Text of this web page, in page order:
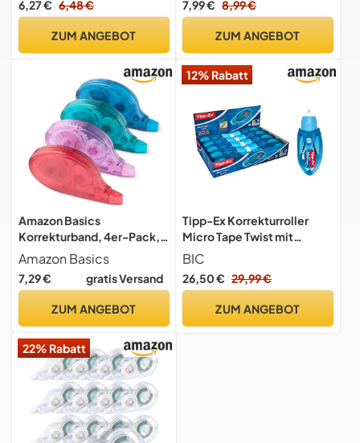
Home Office oder die
orange/grün/violett
6,27 € 6,48 €
ZUM ANGEBOT
7,99 € 8,99 €
ZUM ANGEBOT
Amazon Basics
Korrekturband, 4er-Pack,
Roller, Stift, Mausform,
sofort trocknend, 12 m lang,
grün, lila, rot, blau
Amazon Basics
7,29 € gratis Versand
ZUM ANGEBOT
12% Rabatt
Tipp-Ex Korrekturroller
Micro Tape Twist mit
Schutzkappe, 8m x 5mm,
10er Pack, Ideal für das
Büro, das Home Office oder
BIC
26,50 € 29,99 €
ZUM ANGEBOT
22% Rabatt